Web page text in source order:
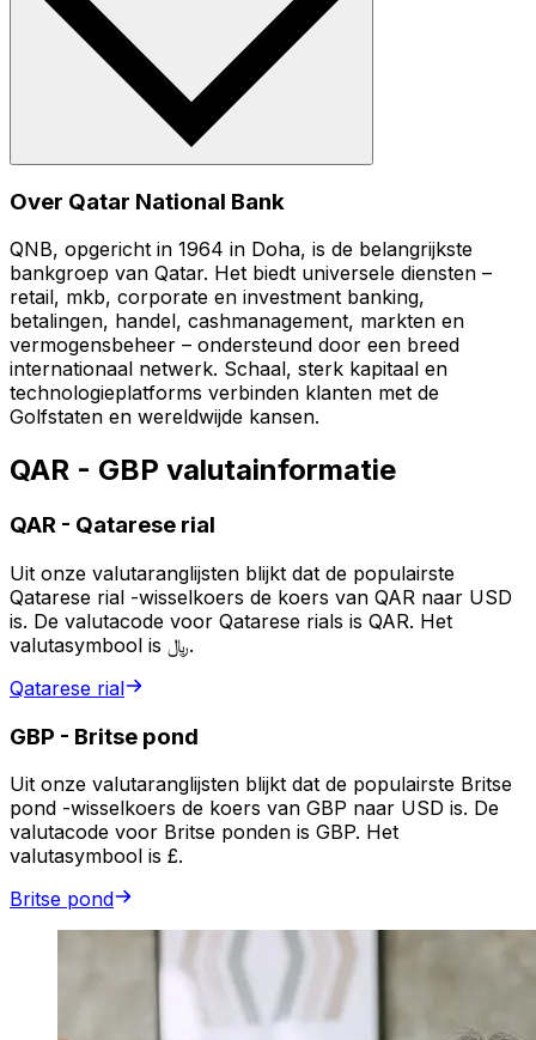
Over Qatar National Bank
QNB, opgericht in 1964 in Doha, is de belangrijkste
bankgroep van Qatar. Het biedt universele diensten –
retail, mkb, corporate en investment banking,
betalingen, handel, cashmanagement, markten en
vermogensbeheer – ondersteund door een breed
internationaal netwerk. Schaal, sterk kapitaal en
technologieplatforms verbinden klanten met de
Golfstaten en wereldwijde kansen.
QAR - GBP valutainformatie
QAR - Qatarese rial
Uit onze valutaranglijsten blijkt dat de populairste
Qatarese rial -wisselkoers de koers van QAR naar USD
is. De valutacode voor Qatarese rials is QAR. Het
valutasymbool is ﷼.
Qatarese rial
GBP - Britse pond
Uit onze valutaranglijsten blijkt dat de populairste Britse
pond -wisselkoers de koers van GBP naar USD is. De
valutacode voor Britse ponden is GBP. Het
valutasymbool is £.
Britse pond